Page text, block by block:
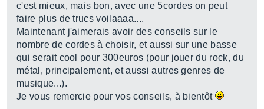
c'est mieux, mais bon, avec une 5cordes on peut
faire plus de trucs voilaaaa....
Maintenant j'aimerais avoir des conseils sur le
nombre de cordes à choisir, et aussi sur une basse
qui serait cool pour 300euros (pour jouer du rock, du
métal, principalement, et aussi autres genres de
musique...).
Je vous remercie pour vos conseils, à bientôt